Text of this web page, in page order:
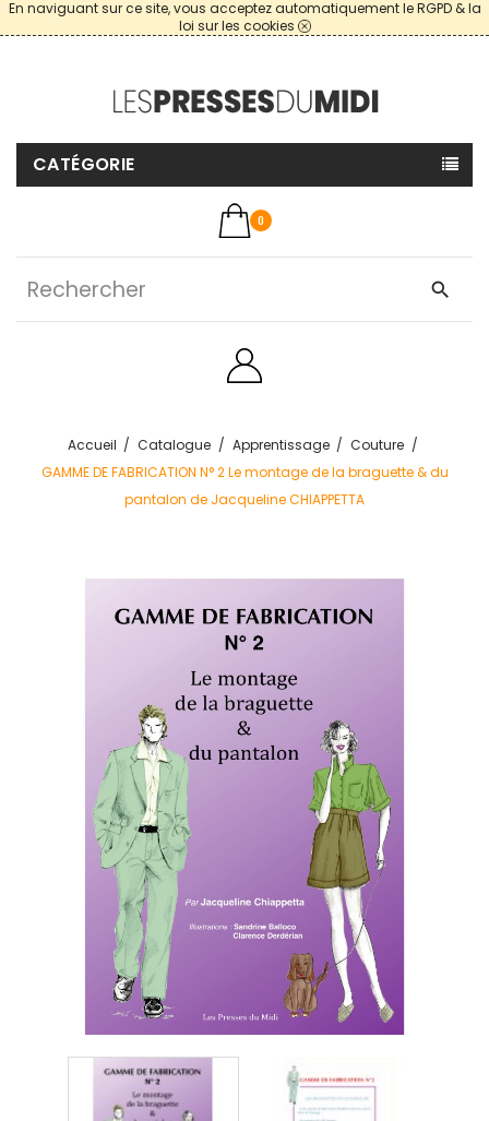
En naviguant sur ce site, vous acceptez automatiquement le RGPD & la
loi sur les cookies
CATÉGORIE
0
search
Accueil Catalogue Apprentissage
Couture
GAMME DE FABRICATION N° 2 Le montage de la braguette & du
pantalon de Jacqueline CHIAPPETTA